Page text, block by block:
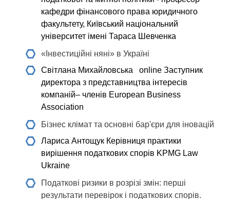
кафедри фінансового права юридичного
факультету, Київський національний
університет імені Тараса Шевченка
«Інвестиційні няні» в Україні
Світлана Михайловська online Заступник
директора з представництва інтересів
компаній– членів European Business
Association
Бізнес клімат та основні бар'єри для іновацій
Лариса Антощук Керівниця практики
вирішення податкових спорів KPMG Law
Ukraine
Податкові ризики в розрізі змін: перші
результати перевірок і податкових спорів.